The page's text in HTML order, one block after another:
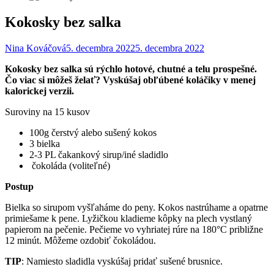
Kokosky bez salka
Nina Kováčová5. decembra 20225. decembra 2022
Kokosky bez salka sú rýchlo hotové, chutné a telu prospešné.
Čo viac si môžeš želať? Vyskúšaj obľúbené koláčiky v menej
kalorickej verzii.
Suroviny na 15 kusov
100g čerstvý alebo sušený kokos
3 bielka
2-3 PL čakankový sirup/iné sladidlo
čokoláda (voliteľné)
Postup
Bielka so sirupom vyšľaháme do peny. Kokos nastrúhame a opatrne
primiešame k pene. Lyžičkou kladieme kôpky na plech vystlaný
papierom na pečenie. Pečieme vo vyhriatej rúre na 180°C približne
12 minút. Môžeme ozdobiť čokoládou.
TIP: Namiesto sladidla vyskúšaj pridať sušené brusnice.